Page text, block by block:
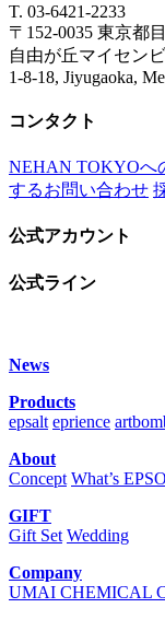
T. 03-6421-2233
〒152-0035 東京都
自由が丘マイセン
1-8-18, Jiyugaoka,
コンタクト
NEHAN TOKYOへ
するお問い合わせ
公式アカウント
公式ライン
News
Products
epsalt eprience
About
Concept What’s
GIFT
Gift Set Wedding
Company
UMAI CHEMICAL